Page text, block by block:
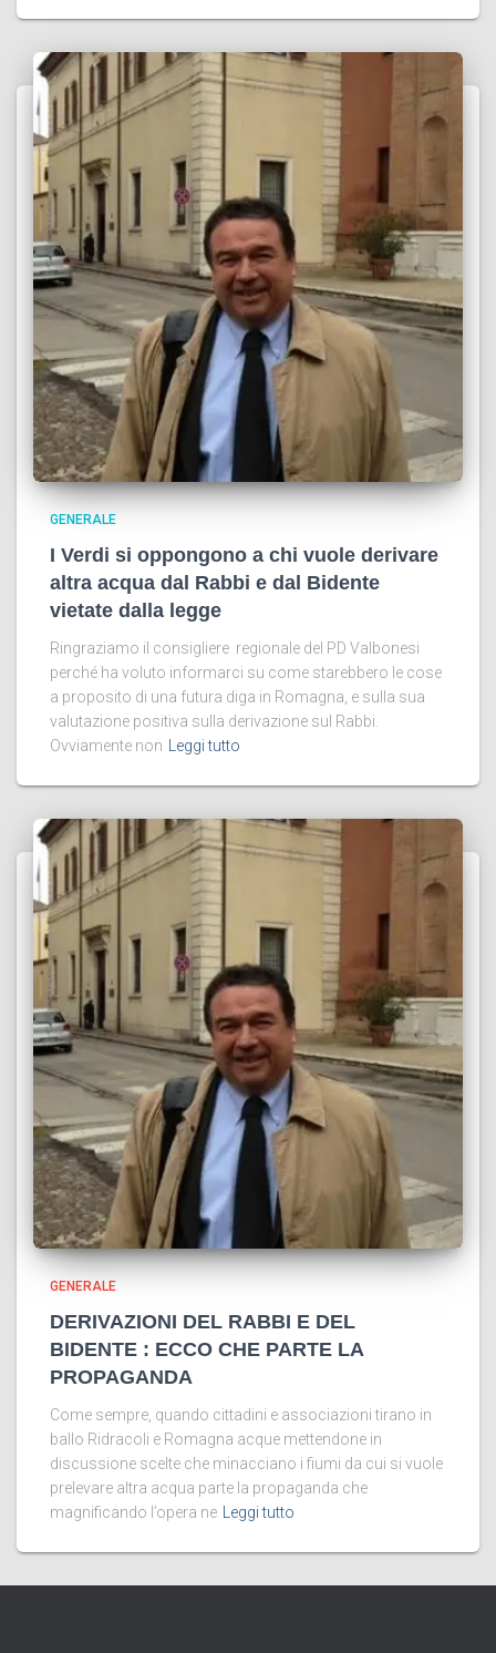
GENERALE
I Verdi si oppongono a chi vuole derivare
altra acqua dal Rabbi e dal Bidente
vietate dalla legge
Ringraziamo il consigliere regionale del PD Valbonesi
perché ha voluto informarci su come starebbero le cose
a proposito di una futura diga in Romagna, e sulla sua
valutazione positiva sulla derivazione sul Rabbi.
Ovviamente non
Leggi tutto
GENERALE
DERIVAZIONI DEL RABBI E DEL
BIDENTE : ECCO CHE PARTE LA
PROPAGANDA
Come sempre, quando cittadini e associazioni tirano in
ballo Ridracoli e Romagna acque mettendone in
discussione scelte che minacciano i fiumi da cui si vuole
prelevare altra acqua parte la propaganda che
magnificando l’opera ne
Leggi tutto